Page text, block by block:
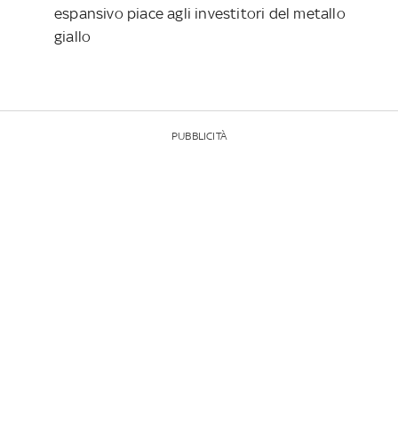
espansivo piace agli investitori del metallo
giallo
PUBBLICITÀ